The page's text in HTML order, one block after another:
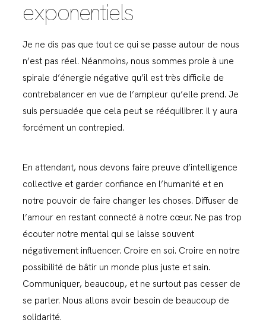
exponentiels
Je ne dis pas que tout ce qui se passe autour de nous
n’est pas réel. Néanmoins, nous sommes proie à une
spirale d’énergie négative qu’il est très difficile de
contrebalancer en vue de l’ampleur qu’elle prend. Je
suis persuadée que cela peut se rééquilibrer. Il y aura
forcément un contrepied.
En attendant, nous devons faire preuve d’intelligence
collective et garder confiance en l’humanité et en
notre pouvoir de faire changer les choses. Diffuser de
l’amour en restant connecté à notre cœur. Ne pas trop
écouter notre mental qui se laisse souvent
négativement influencer. Croire en soi. Croire en notre
possibilité de bâtir un monde plus juste et sain.
Communiquer, beaucoup, et ne surtout pas cesser de
se parler. Nous allons avoir besoin de beaucoup de
solidarité.